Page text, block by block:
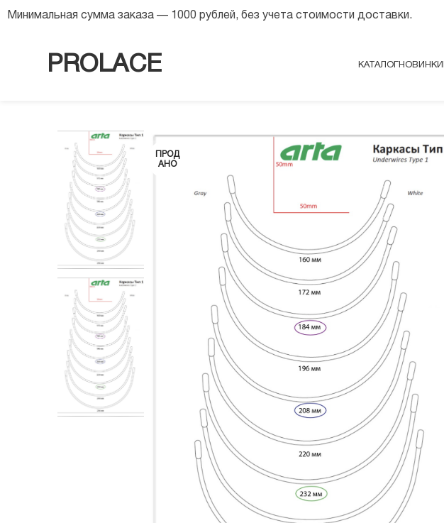
8 (968) 568 63 54
PROLACE КАТАЛОГ НОВИНКИ
ПРОД
АНО
Минимальная сумма заказа — 1000 рублей, без учета стоимости доставки.